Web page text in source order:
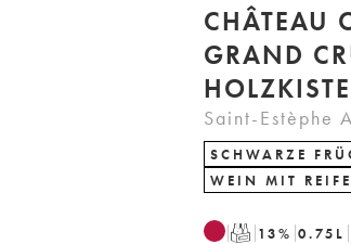
CHÂTEAU
GRAND
Saint-Estèphe
SCHWARZE
WEIN MIT
T 13% 0.75 L